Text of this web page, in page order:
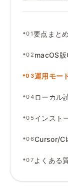
•01要点まと
•02 macOS
•03運用モー
•04 ローカル
•05 インスト
•06Cursor/
•07 よくある